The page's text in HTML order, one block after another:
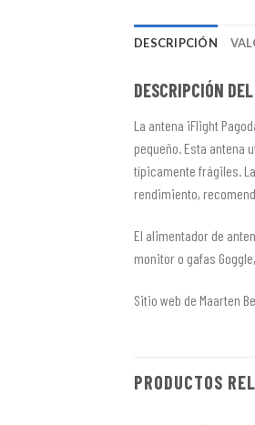
DESCRIPCIÓN
DESCRIPCIÓN
La antena iFlight
pequeño. Esta antena
típicamente frágiles.
rendimiento,
El alimentador de
monitor o gafas
Sitio web de Maarten
PRODUCTOS